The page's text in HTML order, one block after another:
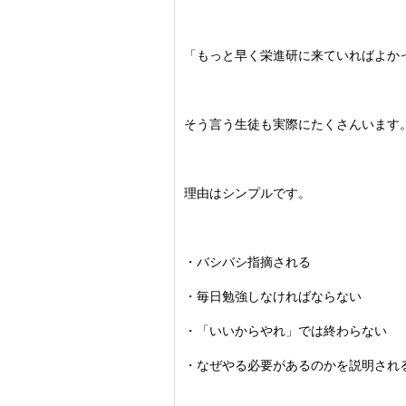
「もっと早く栄進研に来ていればよか
そう言う生徒も実際にたくさんいます。
理由はシンプルです。
・バシバシ指摘される
・毎日勉強しなければならない
・「いいからやれ」では終わらない
・なぜやる必要があるのかを説明され